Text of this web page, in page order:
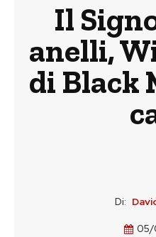
Il
anelli,
di Black
Di:
05/